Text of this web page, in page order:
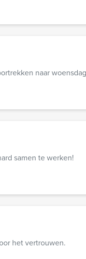
naar
samen te werken!
het vertrouwen.